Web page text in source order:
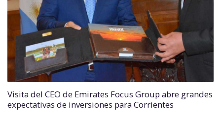
Visita del CEO de Emirates Focus Group abre grandes
expectativas de inversiones para Corrientes